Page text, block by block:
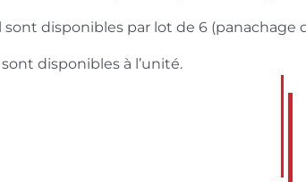
sont disponibles par lot de 6 (panachage
disponibles à l’unité.